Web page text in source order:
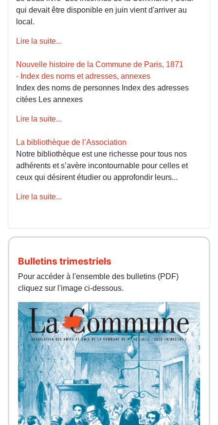
qui devait être disponible en juin vient d'arriver au
local.
Lire la suite...
Nouvelle histoire de la Commune de Paris, 1871
- Index des noms et adresses, annexes
Index des noms de personnes Index des adresses
citées Les annexes
Lire la suite...
La bibliothèque de l’Association
Notre bibliothèque est une richesse pour tous nos
adhérents et s’avère incontournable pour celles et
ceux qui désirent étudier ou approfondir leurs...
Lire la suite...
Bulletins trimestriels
Pour accéder à l'ensemble des bulletins (PDF)
cliquez sur l'image ci-dessous.